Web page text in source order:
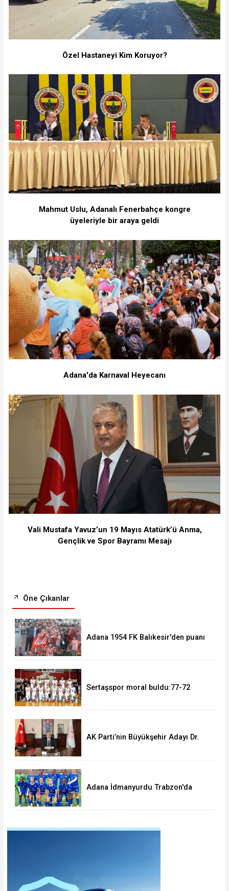
Özel Hastaneyi Kim Koruyor?
Mahmut Uslu, Adanalı Fenerbahçe kongre
üyeleriyle bir araya geldi
Adana'da Karnaval Heyecanı
Vali Mustafa Yavuz’un 19 Mayıs Atatürk’ü Anma,
Gençlik ve Spor Bayramı Mesajı
Öne Çıkanlar
Adana 1954 FK Balıkesir'den puanı
Sertaşspor moral buldu:77-72
AK Parti’nin Büyükşehir Adayı Dr.
Adana İdmanyurdu Trabzon'da